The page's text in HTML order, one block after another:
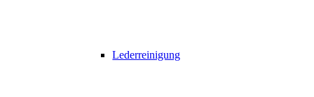
Lederreinigung